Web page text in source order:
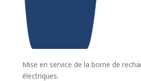
Mise en service de la borne de
électriques.